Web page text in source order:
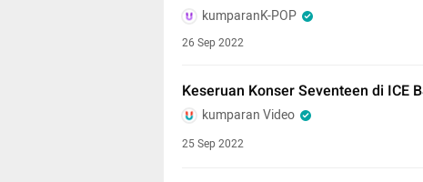
kumparanK-POP
26 Sep 2022
Keseruan Konser Seventeen di ICE
kumparan Video
25 Sep 2022